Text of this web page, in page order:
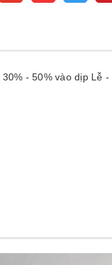
- 50% vào dịp Lễ -